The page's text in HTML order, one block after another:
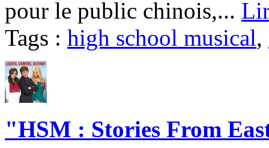
pour le public chinois,...
Tags : high school musical,
"HSM : Stories From